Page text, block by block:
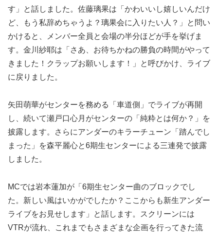
す」と話しました。佐藤璃果は「かわいいし嬉しいんだけ
ど、もう私辞めちゃうよ？璃果会に入りたい人？」と問い
かけると、メンバー全員と会場の半分ほどが手を挙げま
す。金川紗耶は「さあ、お待ちかねの勝負の時間がやって
きました！クラップお願いします！」と呼びかけ、ライブ
に戻りました。
矢田萌華がセンターを務める「車道側」でライブが再開
し、続いて瀬戸口心月がセンターの「純粋とは何か？」を
披露します。さらにアンダーのキラーチューン「踏んでし
まった」を森平麗心と6期生センターによる三連発で披露
しました。
MCでは岩本蓮加が「6期生センター曲のブロックでし
た。新しい風はいかがでしたか？ここからも新生アンダー
ライブをお見せします」と話します。スクリーンには
VTRが流れ、これまでもさまざまな企画を行ってきた流